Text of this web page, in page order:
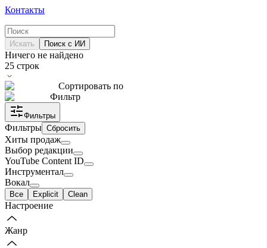
Контакты
Искать Поиск с ИИ
Ничего не найдено
25 строк
Сортировать по
Фильтр
Фильтры
Фильтры Сбросить
Хиты продаж
Выбор редакции
YouTube Content ID
Инструментал
Вокал
Все Explicit Clean
Настроение
Жанр